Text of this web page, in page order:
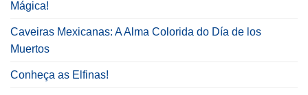
Mágica!
Caveiras Mexicanas: A Alma Colorida do Día de los
Muertos
Conheça as Elfinas!